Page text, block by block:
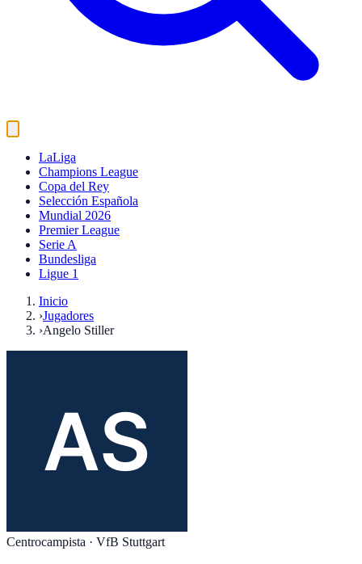
LaLiga
Champions League
Copa del Rey
Selección Española
Mundial 2026
Premier League
Serie A
Bundesliga
Ligue 1
Inicio
›Jugadores
›Angelo Stiller
Centrocampista · VfB Stuttgart